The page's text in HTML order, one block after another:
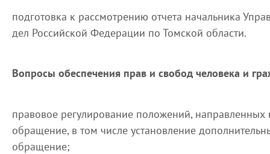
подготовка к рассмотрению отчета начальника
дел Российской Федерации по Томской области.
Вопросы обеспечения прав и свобод человека и
правовое регулирование положений,
обращение, в том числе установление
обращение;